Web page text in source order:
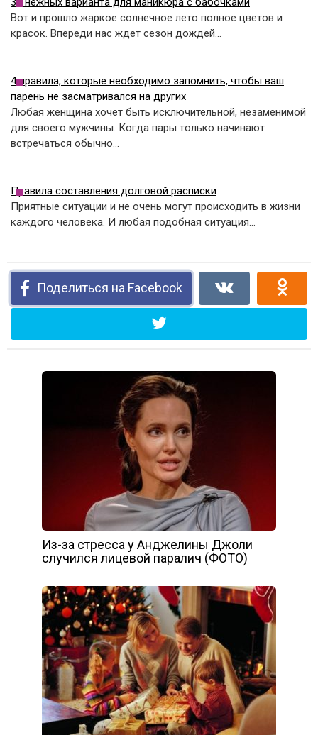
Вот и прошло жаркое солнечное лето полное цветов и
красок. Впереди нас ждет сезон дождей…
4 правила, которые необходимо запомнить, чтобы ваш
парень не засматривался на других
Любая женщина хочет быть исключительной, незаменимой
для своего мужчины. Когда пары только начинают
встречаться обычно…
Правила составления долговой расписки
Приятные ситуации и не очень могут происходить в жизни
каждого человека. И любая подобная ситуация…
Поделиться на Facebook
Из-за стресса у Анджелины Джоли
случился лицевой паралич (ФОТО)